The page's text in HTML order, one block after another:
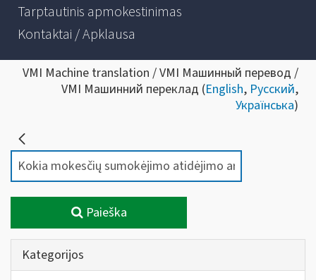
Tarptautinis apmokestinimas
Kontaktai / Apklausa
VMI Machine translation / VMI Машинный перевод /
VMI Машинний переклад (English, Русский,
Українська)
Paieška
Kategorijos